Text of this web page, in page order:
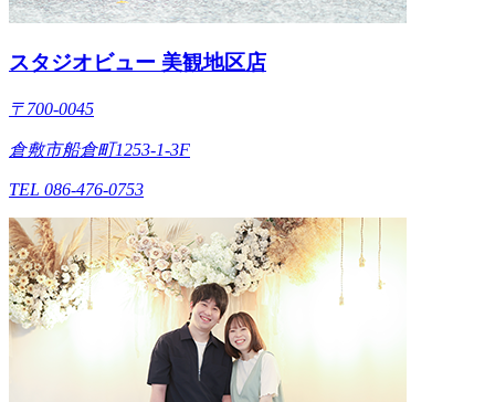
スタジオビュー 美観地区店
〒700-0045
倉敷市船倉町1253-1-3F
TEL 086-476-0753